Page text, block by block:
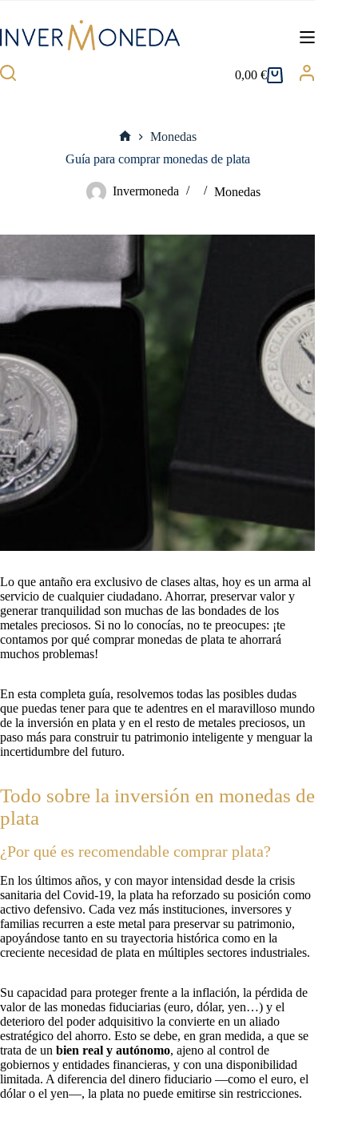
contenido
Carro
0,00€
Monedas
Guía para comprar monedas de plata
Invermoneda Monedas
Lo que antaño era exclusivo de clases altas, hoy es un arma al
servicio de cualquier ciudadano. Ahorrar, preservar valor y
generar tranquilidad son muchas de las bondades de los
metales preciosos. Si no lo conocías, no te preocupes: ¡te
contamos por qué comprar monedas de plata te ahorrará
muchos problemas!
En esta completa guía, resolvemos todas las posibles dudas
que puedas tener para que te adentres en el maravilloso mundo
de la inversión en plata y en el resto de metales preciosos, un
paso más para construir tu patrimonio inteligente y menguar la
incertidumbre del futuro.
Todo sobre la inversión en monedas de
plata
¿Por qué es recomendable comprar plata?
En los últimos años, y con mayor intensidad desde la crisis
sanitaria del Covid-19, la plata ha reforzado su posición como
activo defensivo. Cada vez más instituciones, inversores y
familias recurren a este metal para preservar su patrimonio,
apoyándose tanto en su trayectoria histórica como en la
creciente necesidad de plata en múltiples sectores industriales.
Su capacidad para proteger frente a la inflación, la pérdida de
valor de las monedas fiduciarias (euro, dólar, yen…) y el
deterioro del poder adquisitivo la convierte en un aliado
estratégico del ahorro. Esto se debe, en gran medida, a que se
trata de un bien real y autónomo, ajeno al control de
gobiernos y entidades financieras, y con una disponibilidad
limitada. A diferencia del dinero fiduciario —como el euro, el
dólar o el yen—, la plata no puede emitirse sin restricciones.